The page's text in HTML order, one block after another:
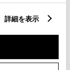
詳細を表示